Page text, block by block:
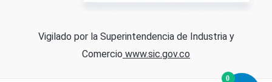
Vigilado por la Superintendencia de Industria y
Comercio www.sic.gov.co
0